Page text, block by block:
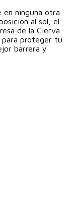
en ninguna otra
al sol, el
de la Cierva
para proteger tu
barrera y